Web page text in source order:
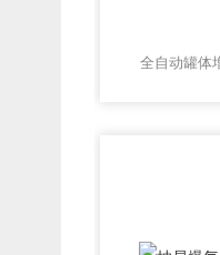
全自动罐体